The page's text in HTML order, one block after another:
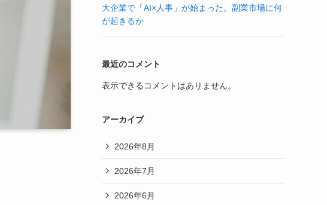
大企業で「AI×人事」が始まった。副業市場に何
が起きるか
最近のコメント
表示できるコメントはありません。
アーカイブ
2026年8月
2026年7月
2026年6月